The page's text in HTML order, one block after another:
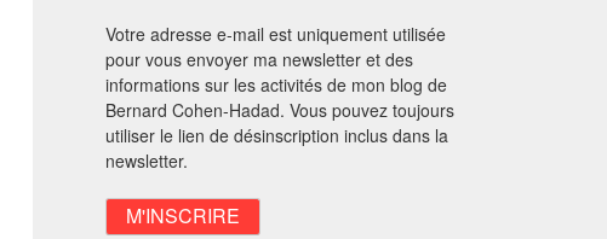
Votre adresse e-mail est uniquement utilisée
pour vous envoyer ma newsletter et des
informations sur les activités de mon blog de
Bernard Cohen-Hadad. Vous pouvez toujours
utiliser le lien de désinscription inclus dans la
newsletter.